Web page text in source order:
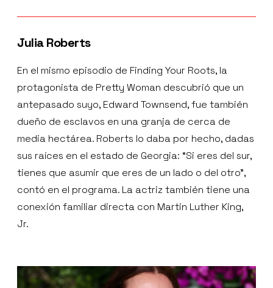
Julia Roberts
En el mismo episodio de Finding Your Roots, la
protagonista de Pretty Woman descubrió que un
antepasado suyo, Edward Townsend, fue también
dueño de esclavos en una granja de cerca de
media hectárea. Roberts lo daba por hecho, dadas
sus raíces en el estado de Georgia: “Si eres del sur,
tienes que asumir que eres de un lado o del otro”,
contó en el programa. La actriz también tiene una
conexión familiar directa con Martin Luther King,
Jr.